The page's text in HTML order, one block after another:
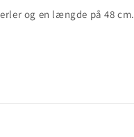
og en længde på 48 cm.